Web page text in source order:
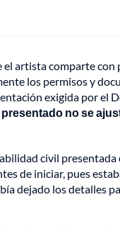
artista comparte
los permisos y
exigida por el
no se
civil
de iniciar, pues
dejado los detalles